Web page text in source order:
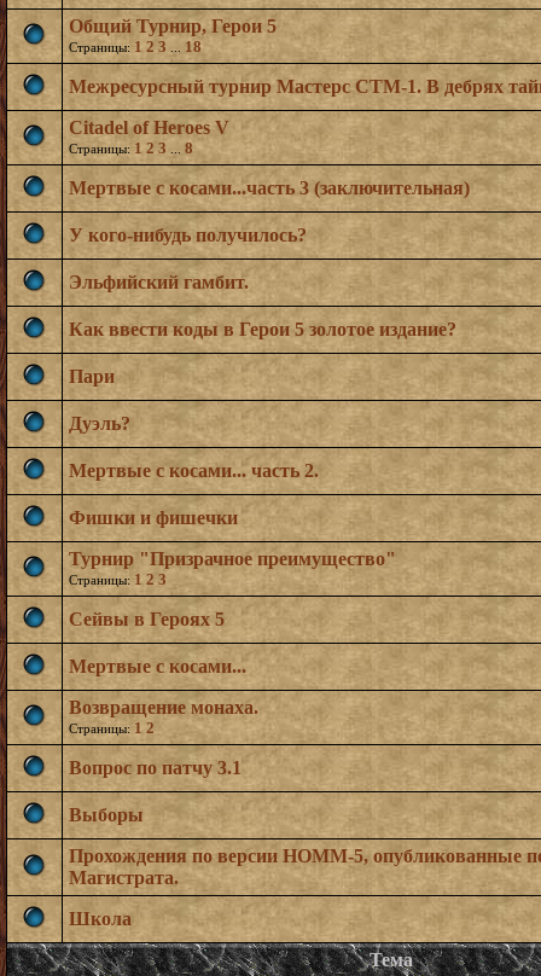
Общий Турнир, Герои 5
Страницы: 1 2 3 18
Межресурсный турнир Мастерс СTM-1. В дебрях
Citadel of Heroes V
Страницы: 1 2 3 8
Мертвые с косами...часть 3 (заключительная)
У кого-нибудь получилось?
Эльфийский гамбит.
Как ввести коды в Герои 5 золотое издание?
Пари
Дуэль?
Мертвые с косами... часть 2.
Фишки и фишечки
Турнир "Призрачное преимущество"
Страницы: 1 2 3
Сейвы в Героях 5
Мертвые с косами...
Возвращение монаха.
Страницы: 1 2
Вопрос по патчу 3.1
Выборы
Прохождения по версии HOMM-5, опубликованные
Магистрата.
Школа
Тема